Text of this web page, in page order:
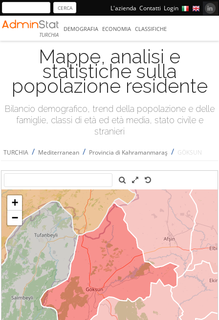
L'azienda Contatti Login
TURCHIA
DEMOGRAFIA ECONOMIA CLASSIFICHE
Mappe, analisi e
statistiche sulla
popolazione residente
Bilancio demografico, trend della popolazione e delle
famiglie, classi di età ed età media, stato civile e
stranieri
TURCHIA / Mediterranean / Provincia di Kahramanmaraş / GÖKSUN